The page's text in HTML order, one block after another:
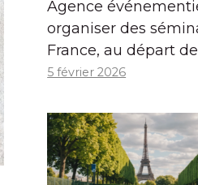
Agence
organiser des
France, au départ
5 février 2026